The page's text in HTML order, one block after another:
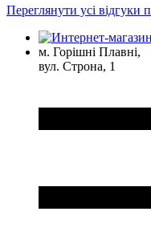
Переглянути усі відгуки
м. Горішні Плавні,
вул. Строна, 1